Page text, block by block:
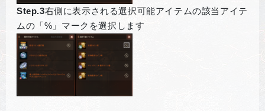
Step.3右側に表示される選択可能アイテムの該当アイテ
ムの「%」マークを選択します